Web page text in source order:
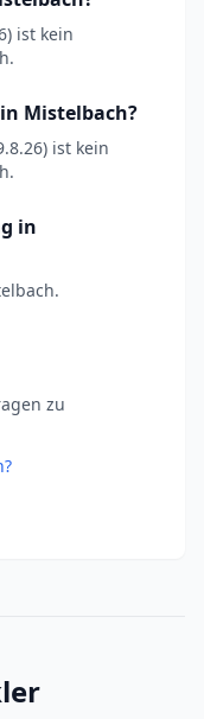
ist kein
Mistelbach?
ist kein
in
zu